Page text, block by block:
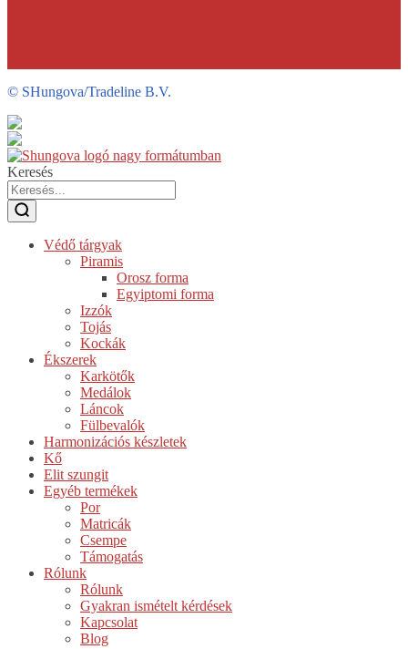
© SHungova/Tradeline B.V.
Keresés
Védő tárgyak
Piramis
Orosz forma
Egyiptomi forma
Izzók
Tojás
Kockák
Ékszerek
Karkötők
Medálok
Láncok
Fülbevalók
Harmonizációs készletek
Kő
Elit szungit
Egyéb termékek
Por
Matricák
Csempe
Támogatás
Rólunk
Rólunk
Gyakran ismételt kérdések
Kapcsolat
Blog